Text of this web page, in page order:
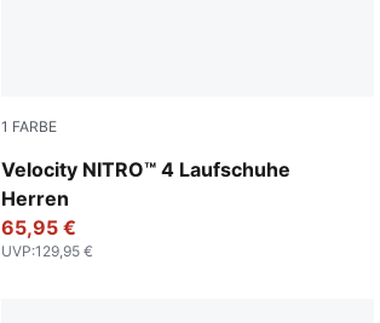
1 FARBE
Velocity NITRO™ 4 Laufschuhe
Herren
PUMA Black-PUMA Silver
65,95 €
UVP:129,95 €